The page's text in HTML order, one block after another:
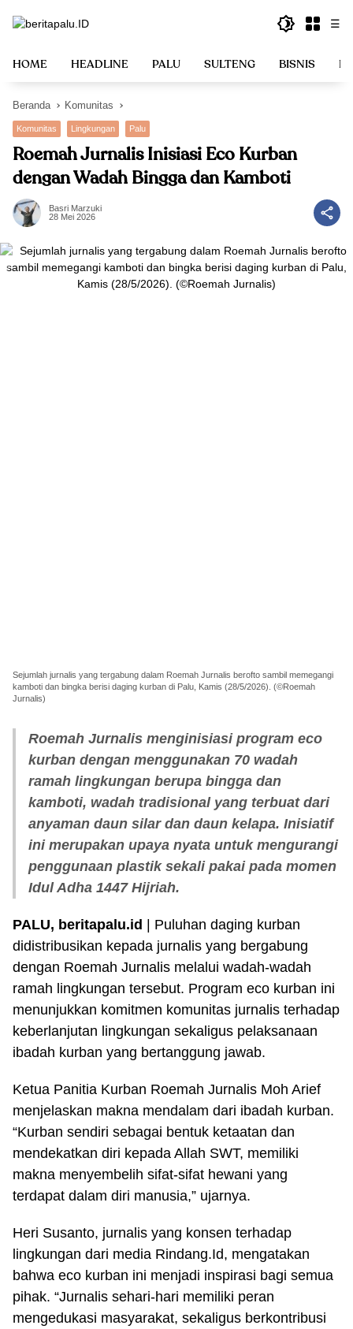
☰
HOME HEADLINE PALU SULTENG BISNIS
Beranda Komunitas
Komunitas Lingkungan Palu
Roemah Jurnalis Inisiasi Eco Kurban
dengan Wadah Bingga dan Kamboti
Basri Marzuki
28 Mei 2026
Sejumlah jurnalis yang tergabung dalam Roemah Jurnalis berofto sambil memegangi
kamboti dan bingka berisi daging kurban di Palu, Kamis (28/5/2026). (©Roemah
Jurnalis)
Roemah Jurnalis menginisiasi program eco
kurban dengan menggunakan 70 wadah
ramah lingkungan berupa bingga dan
kamboti, wadah tradisional yang terbuat dari
anyaman daun silar dan daun kelapa. Inisiatif
ini merupakan upaya nyata untuk mengurangi
penggunaan plastik sekali pakai pada momen
Idul Adha 1447 Hijriah.
PALU, beritapalu.id
| Puluhan daging kurban
didistribusikan kepada jurnalis yang bergabung
dengan Roemah Jurnalis melalui wadah-wadah
ramah lingkungan tersebut. Program eco kurban ini
menunjukkan komitmen komunitas jurnalis terhadap
keberlanjutan lingkungan sekaligus pelaksanaan
ibadah kurban yang bertanggung jawab.
Ketua Panitia Kurban Roemah Jurnalis Moh Arief
menjelaskan makna mendalam dari ibadah kurban.
“Kurban sendiri sebagai bentuk ketaatan dan
mendekatkan diri kepada Allah SWT, memiliki
makna menyembelih sifat-sifat hewani yang
terdapat dalam diri manusia,” ujarnya.
Heri Susanto, jurnalis yang konsen terhadap
lingkungan dari media Rindang.Id, mengatakan
bahwa eco kurban ini menjadi inspirasi bagi semua
pihak. “Jurnalis sehari-hari memiliki peran
mengedukasi masyarakat, sekaligus berkontribusi